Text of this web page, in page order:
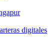
digitales